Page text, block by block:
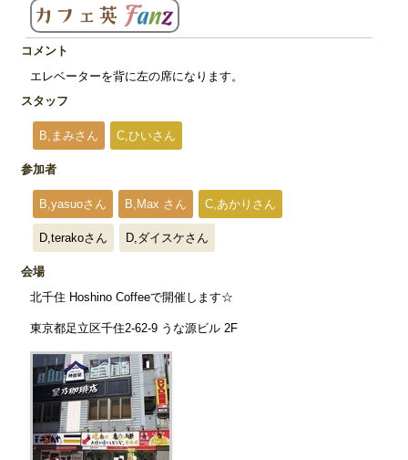
コメント
エレベーターを背に左の席になります。
スタッフ
B,まみさん C,ひいさん
参加者
B,yasuoさん B,Max さん C,あかりさん
D,terakoさん D,ダイスケさん
会場
北千住 Hoshino Coffeeで開催します☆
東京都足立区千住2-62-9 うな源ビル 2F